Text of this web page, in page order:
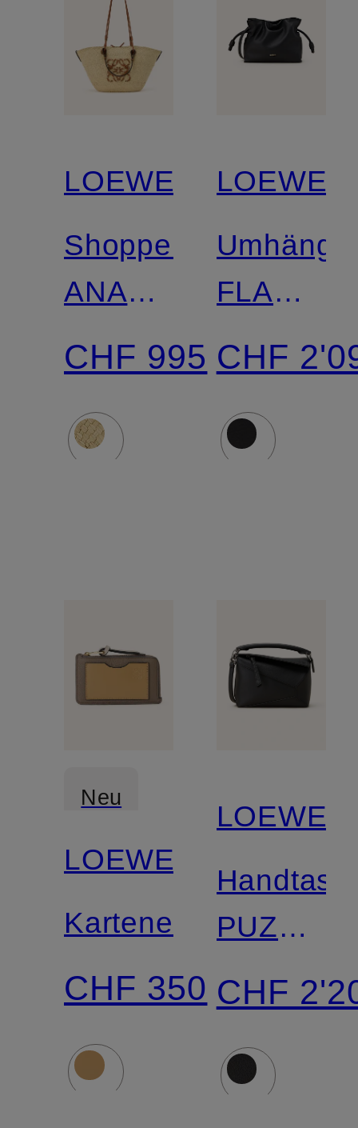
LOEWE
Shopper
ANAGRAM
MEDIUM
CHF 995
LOEWE
MINI
CHF
Neu
LOEWE
Kartenetui
CHF 350
LOEWE
PUZZLE
EDGE
MINI
CHF